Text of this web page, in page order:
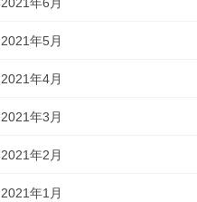
2021年5月
2021年4月
2021年3月
2021年2月
2021年1月